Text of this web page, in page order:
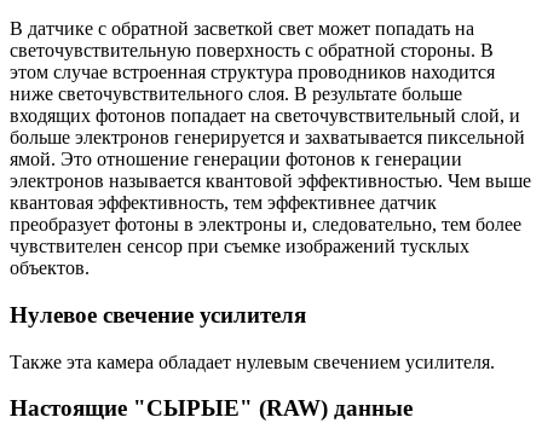
В датчике с обратной засветкой свет может попадать на
светочувствительную поверхность с обратной стороны. В
этом случае встроенная структура проводников находится
ниже светочувствительного слоя. В результате больше
входящих фотонов попадает на светочувствительный слой, и
больше электронов генерируется и захватывается пиксельной
ямой. Это отношение генерации фотонов к генерации
электронов называется квантовой эффективностью. Чем выше
квантовая эффективность, тем эффективнее датчик
преобразует фотоны в электроны и, следовательно, тем более
чувствителен сенсор при съемке изображений тусклых
объектов.
Нулевое свечение усилителя
Также эта камера обладает нулевым свечением усилителя.
Настоящие "СЫРЫЕ" (RAW) данные